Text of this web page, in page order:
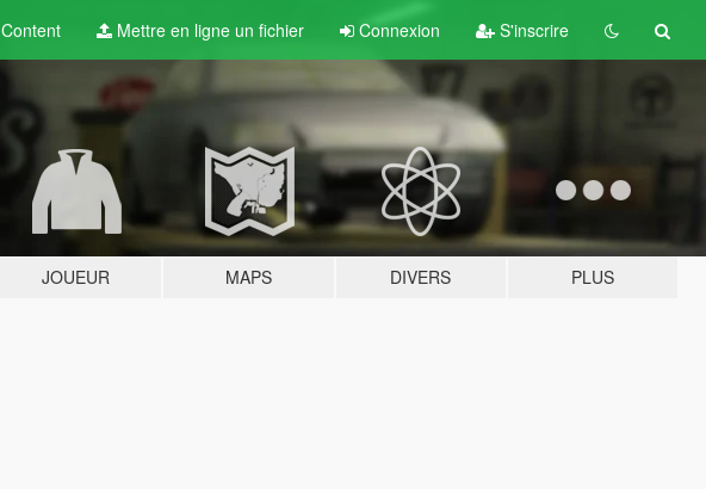
Content Mettre en ligne un fichier Connexion S'inscrire
JOUEUR MAPS DIVERS PLUS